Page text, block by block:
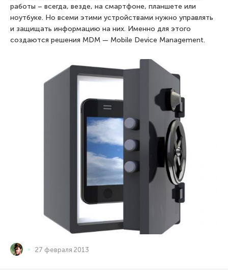
работы – всегда, везде, на смартфоне, планшете или
ноутбуке. Но всеми этими устройствами нужно управлять
и защищать информацию на них. Именно для этого
создаются решения MDM — Mobile Device Management.
27 февраля 2013